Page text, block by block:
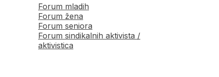
Forum mladih
Forum žena
Forum seniora
Forum sindikalnih aktivista /
aktivistica